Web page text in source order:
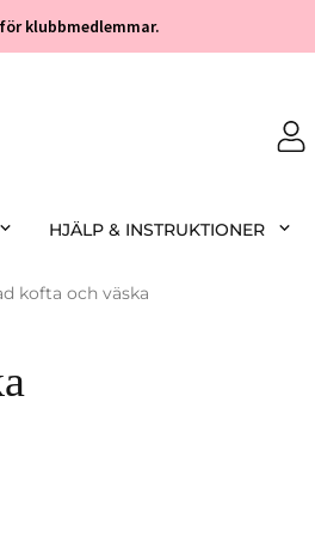
klubbmedlemmar.
HJÄLP & INSTRUKTIONER
kofta och väska